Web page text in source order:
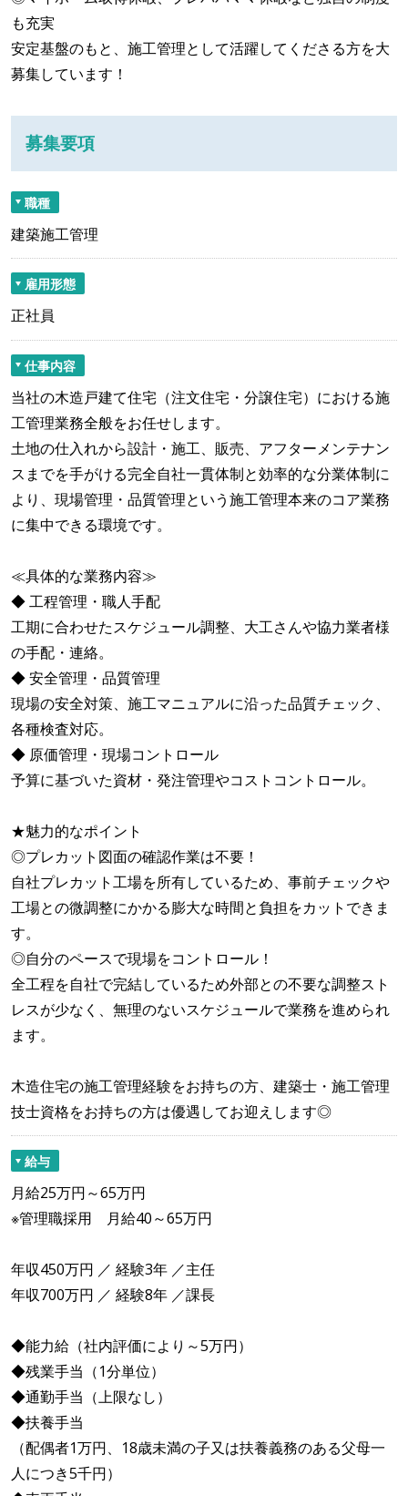
も充実
安定基盤のもと、施工管理として活躍してくださる方を大
募集しています！
募集要項
職種
建築施工管理
雇用形態
正社員
仕事内容
当社の木造戸建て住宅（注文住宅・分譲住宅）における施
工管理業務全般をお任せします。
土地の仕入れから設計・施工、販売、アフターメンテナン
スまでを手がける完全自社一貫体制と効率的な分業体制に
より、現場管理・品質管理という施工管理本来のコア業務
に集中できる環境です。
≪具体的な業務内容≫
◆ 工程管理・職人手配
工期に合わせたスケジュール調整、大工さんや協力業者様
の手配・連絡。
◆ 安全管理・品質管理
現場の安全対策、施工マニュアルに沿った品質チェック、
各種検査対応。
◆ 原価管理・現場コントロール
予算に基づいた資材・発注管理やコストコントロール。
★魅力的なポイント
◎プレカット図面の確認作業は不要！
自社プレカット工場を所有しているため、事前チェックや
工場との微調整にかかる膨大な時間と負担をカットできま
す。
◎自分のペースで現場をコントロール！
全工程を自社で完結しているため外部との不要な調整スト
レスが少なく、無理のないスケジュールで業務を進められ
ます。
木造住宅の施工管理経験をお持ちの方、建築士・施工管理
技士資格をお持ちの方は優遇してお迎えします◎
給与
月給25万円～65万円
※管理職採用 月給40～65万円
年収450万円 ／ 経験3年 ／主任
年収700万円 ／ 経験8年 ／課長
◆能力給（社内評価により～5万円）
◆残業手当（1分単位）
◆通勤手当（上限なし）
◆扶養手当
（配偶者1万円、18歳未満の子又は扶養義務のある父母一
人につき5千円）